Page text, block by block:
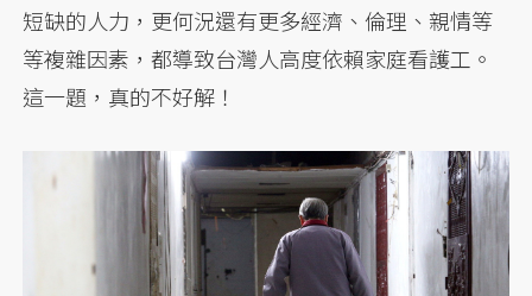
短缺的人力，更何況還有更多經濟、倫理、親情等
等複雜因素，都導致台灣人高度依賴家庭看護工。
這一題，真的不好解！